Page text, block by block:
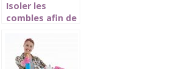
Isoler les
combles afin de
confort dans la
maison